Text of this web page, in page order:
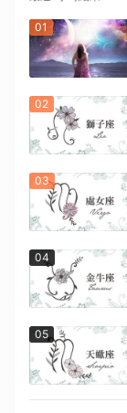
01
02
03
04
05